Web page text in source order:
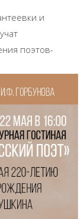
и
поэтов-